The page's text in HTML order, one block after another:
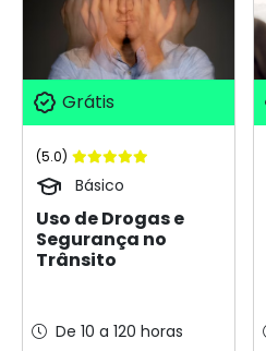
Grátis
(5.0)
Básico
Uso de Drogas e
Segurança no
Trânsito
De 10 a 120 horas